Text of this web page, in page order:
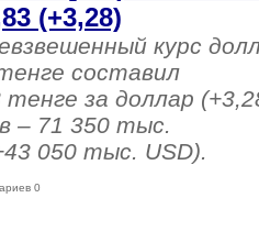
(+3,28)
курс
составил
тенге за доллар
– 71 350 тыс.
050 тыс. USD).
0